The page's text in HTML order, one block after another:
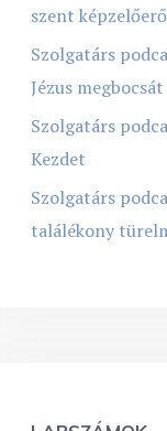
szent képzelőerő
Szolgatárs
Jézus megbocsát
Szolgatárs
Kezdet
Szolgatárs
találékony